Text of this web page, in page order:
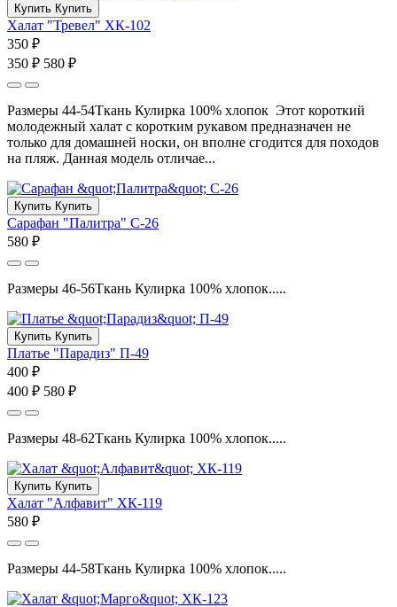
Купить Купить
Халат "Тревел" ХК-102
350 ₽
350 ₽ 580 ₽
Размеры 44-54Ткань Кулирка 100% хлопок Этот короткий
молодежный халат с коротким рукавом предназначен не
только для домашней носки, он вполне сгодится для походов
на пляж. Данная модель отличае...
Купить Купить
Сарафан "Палитра" С-26
580 ₽
Размеры 46-56Ткань Кулирка 100% хлопок.....
Купить Купить
Платье "Парадиз" П-49
400 ₽
400 ₽ 580 ₽
Размеры 48-62Ткань Кулирка 100% хлопок.....
Купить Купить
Халат "Алфавит" ХК-119
580 ₽
Размеры 44-58Ткань Кулирка 100% хлопок.....